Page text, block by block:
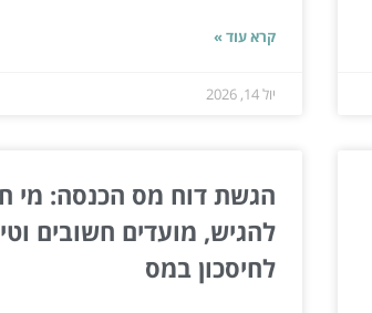
קרא עוד »
יול 14, 2026
הגשת דוח מס הכנסה: מי
להגיש, מועדים חשובים
לחיסכון במס